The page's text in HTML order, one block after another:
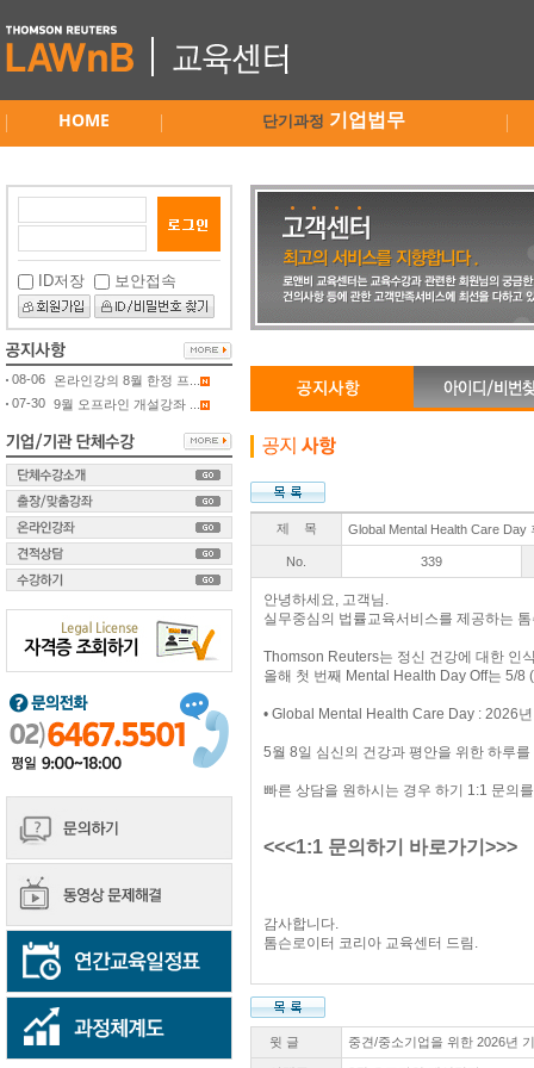
HOME 단기과정 기업법무
ID저장 보안접속
08-06
온라인강의 8월 한정 프...
07-30 9월 오프라인 개설강좌 ...
제 목 Global Mental Health Care Day
No. 339
안녕하세요, 고객님.
실무중심의 법률교육서비스를 제공하는
Thomson Reuters는 정신 건강에 대한 인
올해 첫 번째 Mental Health Day Off는 5/8
• Global Mental Health Care Day : 2026
5월 8일 심신의 건강과 평안을 위한 하루
빠른 상담을 원하시는 경우 하기 1:1 문의
<<<1:1 문의하기 바로가기 >>>
감사합니다.
톰슨로이터 코리아 교육센터 드림.
윗 글 중견/중소기업을 위한 2026년